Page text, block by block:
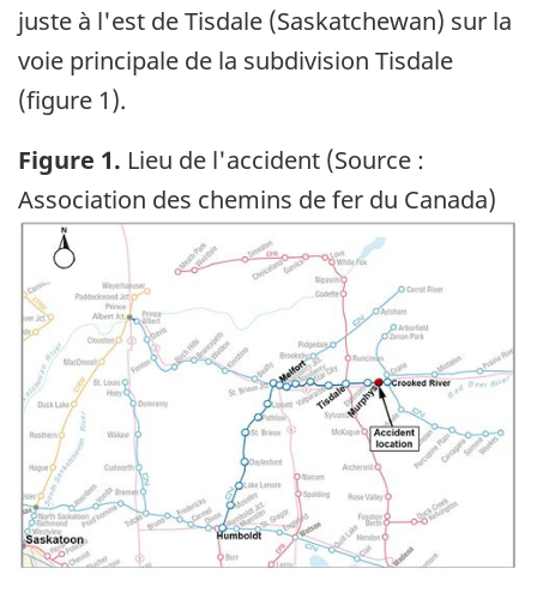
juste à l'est de Tisdale (Saskatchewan) sur la
voie principale de la subdivision Tisdale
(figure 1).
Figure 1. Lieu de l'accident (Source :
Association des chemins de fer du Canada)
Image